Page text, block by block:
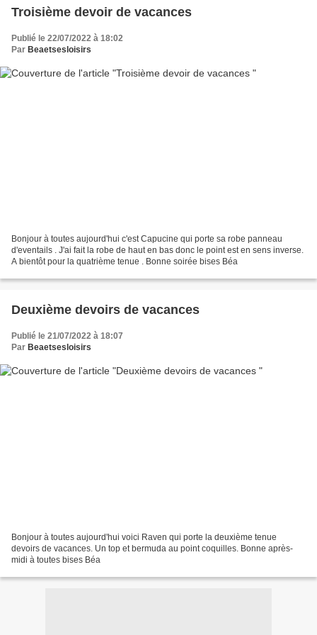
Troisième devoir de vacances
Publié le 22/07/2022 à 18:02
Par Beaetsesloisirs
Bonjour à toutes aujourd'hui c'est Capucine qui porte sa robe panneau
d'eventails . J'ai fait la robe de haut en bas donc le point est en sens inverse.
A bientôt pour la quatrième tenue . Bonne soirée bises Béa
Deuxième devoirs de vacances
Publié le 21/07/2022 à 18:07
Par Beaetsesloisirs
Bonjour à toutes aujourd'hui voici Raven qui porte la deuxième tenue
devoirs de vacances. Un top et bermuda au point coquilles. Bonne après-
midi à toutes bises Béa